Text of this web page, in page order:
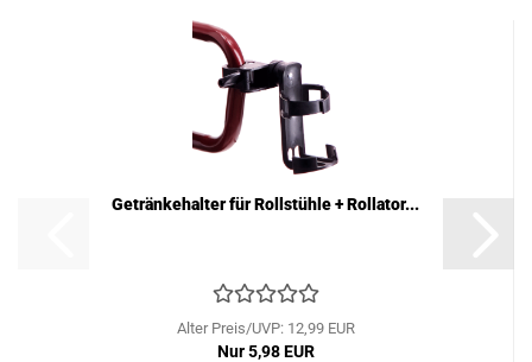
Getränkehalter für Rollstühle + Rollator...
Alter Preis/UVP: 12,99 EUR
Nur 5,98 EUR